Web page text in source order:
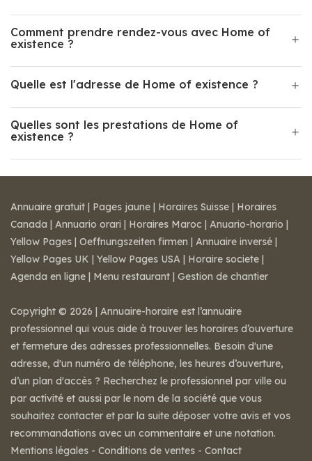
Comment prendre rendez-vous avec Home of
existence ?
Quelle est l'adresse de Home of existence ?
Quelles sont les prestations de Home of
existence ?
Annuaire gratuit | Pages jaune | Horaires Suisse | Horaires
Canada | Annuario orari | Horaires Maroc | Anuario-horario |
Yellow Pages | Oeffnungszeiten firmen | Annuaire inversé |
Yellow Pages UK | Yellow Pages USA | Horaire societe |
Agenda en ligne | Menu restaurant | Gestion de chantier
Copyright © 2026 | Annuaire-horaire est l’annuaire
professionnel qui vous aide à trouver les horaires d’ouverture
et fermeture des adresses professionnelles. Besoin d'une
adresse, d'un numéro de téléphone, les heures d’ouverture,
d’un plan d'accès ? Recherchez le professionnel par ville ou
par activité et aussi par le nom de la société que vous
souhaitez contacter et par la suite déposer votre avis et vos
recommandations avec un commentaire et une notation.
Mentions légales - Conditions de ventes - Contact